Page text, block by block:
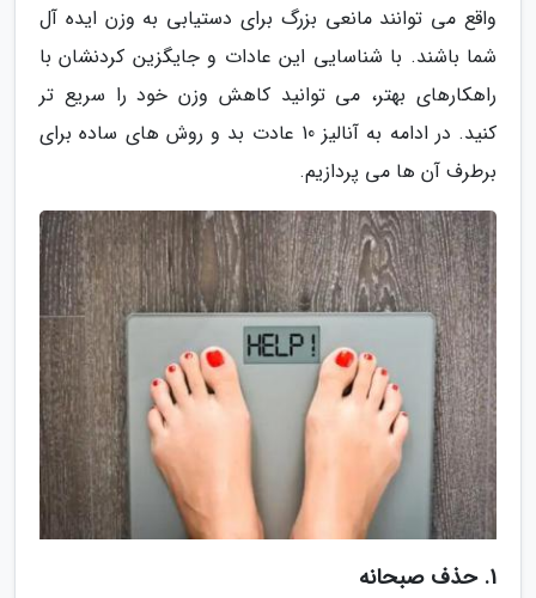
واقع می توانند مانعی بزرگ برای دستیابی به وزن ایده آل
شما باشند. با شناسایی این عادات و جایگزین کردنشان با
راهکارهای بهتر، می توانید کاهش وزن خود را سریع تر
کنید. در ادامه به آنالیز 10 عادت بد و روش های ساده برای
برطرف آن ها می پردازیم.
1. حذف صبحانه